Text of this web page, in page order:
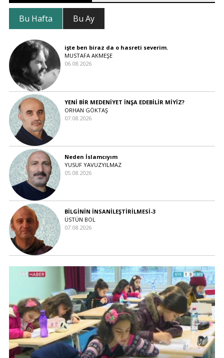
Bu Hafta Bu Ay
işte ben biraz da o hasreti severim.
MUSTAFA AKMEŞE
06.08.2026
YENİ BİR MEDENİYET İNŞA EDEBİLİR MİYİZ?
ORHAN GÖKTAŞ
07.08.2026
Neden İslamcıyım
YUSUF YAVUZYILMAZ
05.08.2026
BİLGİNİN İNSANİLEŞTİRİLMESİ-3
ÜSTÜN BOL
07.08.2026